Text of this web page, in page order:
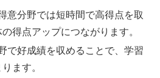
意分野では短時間で高得点を取
得点アップにつながります。
で好成績を収めることで、学習
ます。